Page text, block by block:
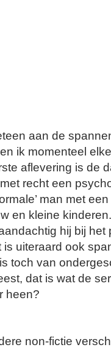
aan de
ik momenteel
aflevering is de
recht een
man met
en kleine
hij bij het
uiteraard ook
toch van
dat is wat de
heen?
non-fictie